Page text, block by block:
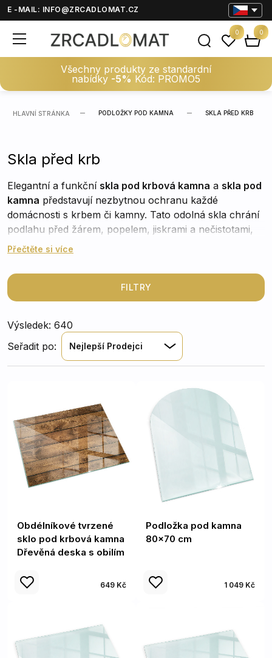
E -MAIL: INFO@ZRCADLOMAT.CZ
Všechny produkty ze standardní
nabídky -5% Kód: PROMO5
0 0
HLAVNÍ STRÁNKA PODLOŽKY POD KAMNA SKLA PŘED KRB
Skla před krb
Elegantní a funkční skla pod krbová kamna a skla pod
kamna představují nezbytnou ochranu každé
domácnosti s krbem či kamny. Tato odolná skla chrání
podlahu před žárem, popelem, jiskrami a nečistotami,
což výrazně prodlužuje životnost podlahových krytin a
praktického využití slouží také jako stylový doplněk,
který harmonicky zapadne do moderního i tradičního
interiéru. Vyberte si z naší široké nabídky skel různých
osobitý styl a vyšší úroveň bezpečí.
Přečtěte si více
FILTRY
Výsledek: 640
Seřadit po:
Nejlepší Prodejci
Obdélníkové tvrzené
sklo pod krbová kamna
Dřevěná deska s obilím
649 Kč
Podložka pod kamna
80x70 cm
1 049 Kč